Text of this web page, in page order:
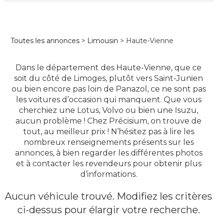
Toutes les annonces > Limousin > Haute-Vienne
Dans le département des Haute-Vienne, que ce
soit du côté de Limoges, plutôt vers Saint-Junien
ou bien encore pas loin de Panazol, ce ne sont pas
les voitures d’occasion qui manquent. Que vous
cherchiez une Lotus, Volvo ou bien une Isuzu,
aucun problème ! Chez Précisium, on trouve de
tout, au meilleur prix ! N’hésitez pas à lire les
nombreux renseignements présents sur les
annonces, à bien regarder les différentes photos
et à contacter les revendeurs pour obtenir plus
d’informations.
Aucun véhicule trouvé. Modifiez les critères
ci-dessus pour élargir votre recherche.